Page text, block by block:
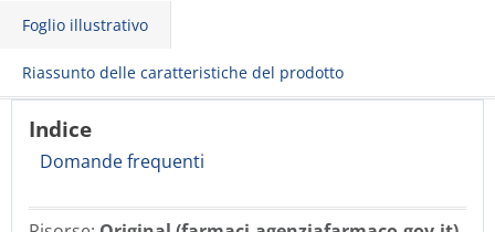
Foglio illustrativo
Riassunto delle caratteristiche del prodotto
Indice
Domande frequenti